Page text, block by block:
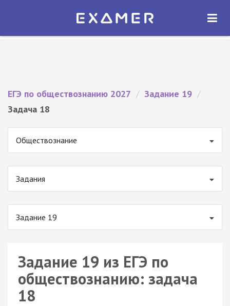
Экзамер — ЕГЭ 2027
ОТКРЫТЬ
ЕГЭ по обществознанию 2027 / Задание 19 /
Задача 18
Обществознание
Задания
Задание 19
Задание 19 из ЕГЭ по
обществознанию: задача
18